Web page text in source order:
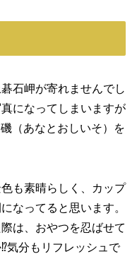
石岬が寄れませんでし
になってしまいますが
（あなとおしいそ）を
も素晴らしく、カップ
なってると思います。
は、おやつを忍ばせて
気分もリフレッシュで